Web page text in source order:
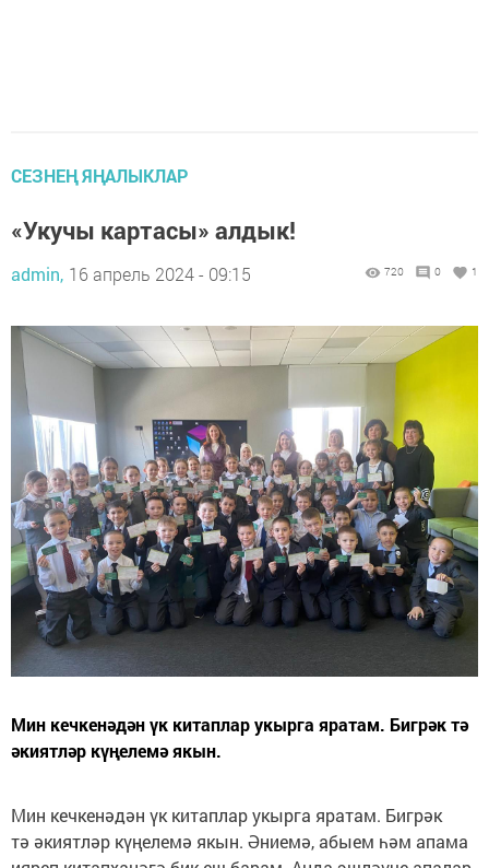
СЕЗНЕҢ ЯҢАЛЫКЛАР
«Укучы картасы» алдык!
admin, 16 апрель 2024 - 09:15 720 0 1
Мин кечкенәдән үк китаплар укырга яратам. Бигрәк тә
әкиятләр күңелемә якын.
Мин кечкенәдән үк китаплар укырга яратам. Бигрәк
тә әкиятләр күңелемә якын. Әниемә, абыем һәм апама